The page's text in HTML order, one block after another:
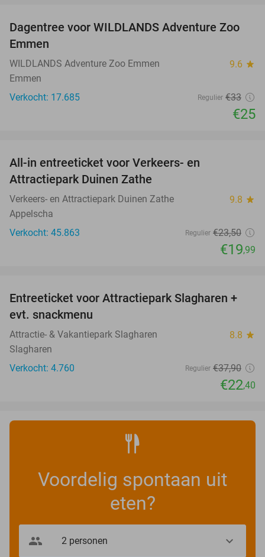
24%
Dagentree voor WILDLANDS Adventure Zoo
Emmen
WILDLANDS Adventure Zoo Emmen 9.6 star
Emmen
Verkocht: 17.685
Regulier €33
€25
All-in entreeticket voor Verkeers- en
Attractiepark Duinen Zathe
Verkeers- en Attractiepark Duinen Zathe 9.8 star
Appelscha
Verkocht: 45.863
Regulier €23,50
€19,99
41%
Entreeticket voor Attractiepark Slagharen +
evt. snackmenu
Attractie- & Vakantiepark Slagharen 8.8 star
Slagharen
Verkocht: 4.760
Regulier €37,90
€22,40
Voordelig spontaan uit
eten?